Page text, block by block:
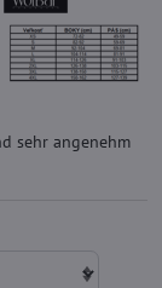
sehr angenehm